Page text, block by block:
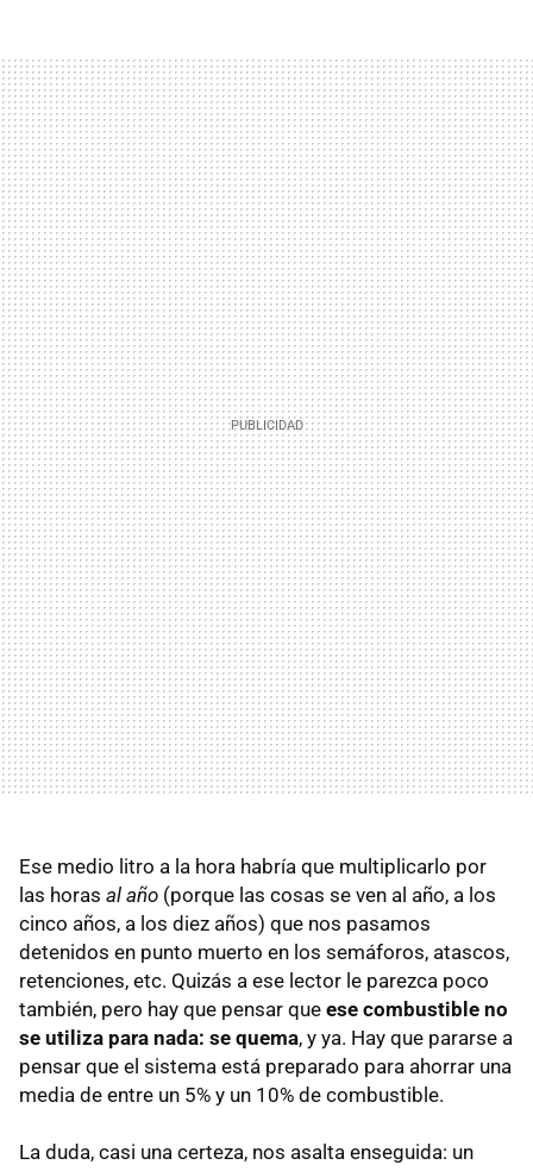
Ese medio litro a la hora habría que multiplicarlo por
las horas al año (porque las cosas se ven al año, a los
cinco años, a los diez años) que nos pasamos
detenidos en punto muerto en los semáforos, atascos,
retenciones, etc. Quizás a ese lector le parezca poco
también, pero hay que pensar que ese combustible no
se utiliza para nada: se quema, y ya. Hay que pararse a
pensar que el sistema está preparado para ahorrar una
media de entre un 5% y un 10% de combustible.
La duda, casi una certeza, nos asalta enseguida: un